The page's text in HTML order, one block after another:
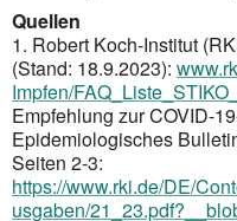
Quellen
1. Robert Koch-Institut
(Stand: 18.9.2023):
Impfen/
Empfehlung zur COVID-
Epidemiologisches
Seiten 2-3:
https://www.rki.de/DE/
usgaben/